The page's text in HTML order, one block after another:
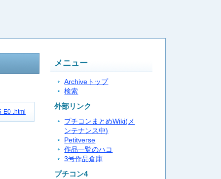
E0-.html
メニュー
Archiveトップ
検索
外部リンク
プチコンまとめWiki(メ
ンテナンス中)
Petitverse
作品一覧のハコ
3号作品倉庫
プチコン4